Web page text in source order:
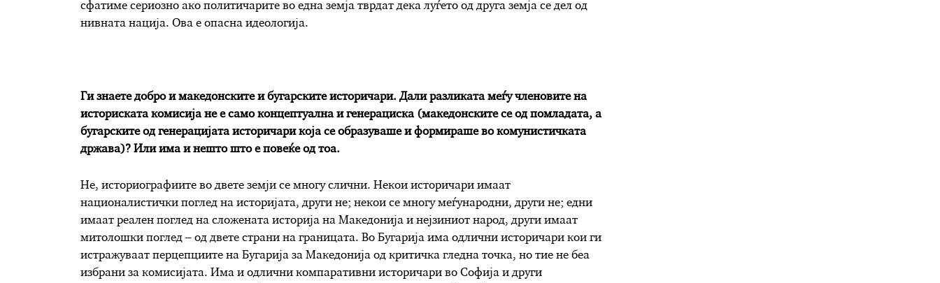
сфатиме сериозно ако политичарите во една земја тврдат дека луѓето од друга земја се дел од
нивната нација. Ова е опасна идеологија.
Ги знаете добро и македонските и бугарските историчари. Дали разликата меѓу членовите на
историската комисија не е само концептуална и генерациска (македонските се од помладата, а
бугарските од генерацијата историчари која се образуваше и формираше во комунистичката
држава)? Или има и нешто што е повеќе од тоа.
Не, историографиите во двете земји се многу слични. Некои историчари имаат
националистички поглед на историјата, други не; некои се многу меѓународни, други не; едни
имаат реален поглед на сложената историја на Македонија и нејзиниот народ, други имаат
митолошки поглед – од двете страни на границата. Во Бугарија има одлични историчари кои ги
истражуваат перцепциите на Бугарија за Македонија од критичка гледна точка, но тие не беа
избрани за комисијата. Има и одлични компаративни историчари во Софија и други